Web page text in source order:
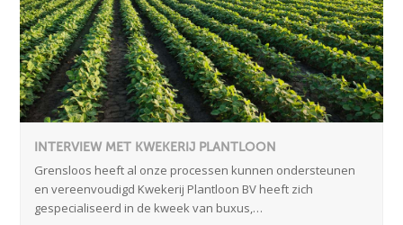
INTERVIEW MET KWEKERIJ PLANTLOON
Grensloos heeft al onze processen kunnen ondersteunen
en vereenvoudigd Kwekerij Plantloon BV heeft zich
gespecialiseerd in de kweek van buxus,…